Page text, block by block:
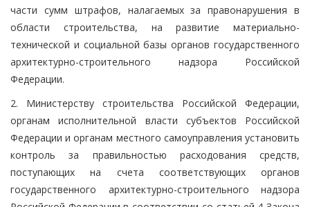
части сумм штрафов, налагаемых за правонарушения в
области строительства, на развитие материально-
технической и социальной базы органов государственного
архитектурно-строительного надзора Российской
Федерации.
2. Министерству строительства Российской Федерации,
органам исполнительной власти субъектов Российской
Федерации и органам местного самоуправления установить
контроль за правильностью расходования средств,
поступающих на счета соответствующих органов
государственного архитектурно-строительного надзора